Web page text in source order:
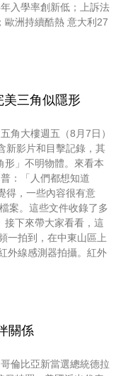
入學率創新低；上訴法
歐洲持續酷熱 意大利27
美三角似隱形
角大樓週五（8月7日）
新影片和目擊記錄，其
形」不明物體。來看本
：「人們都想知道
得，一些內容很有意
案。這些文件收錄了多
接下來帶大家看看，這
一拍到，在中東山區上
外線感測器拍攝。紅外
關係
倫比亞新當選總統德拉